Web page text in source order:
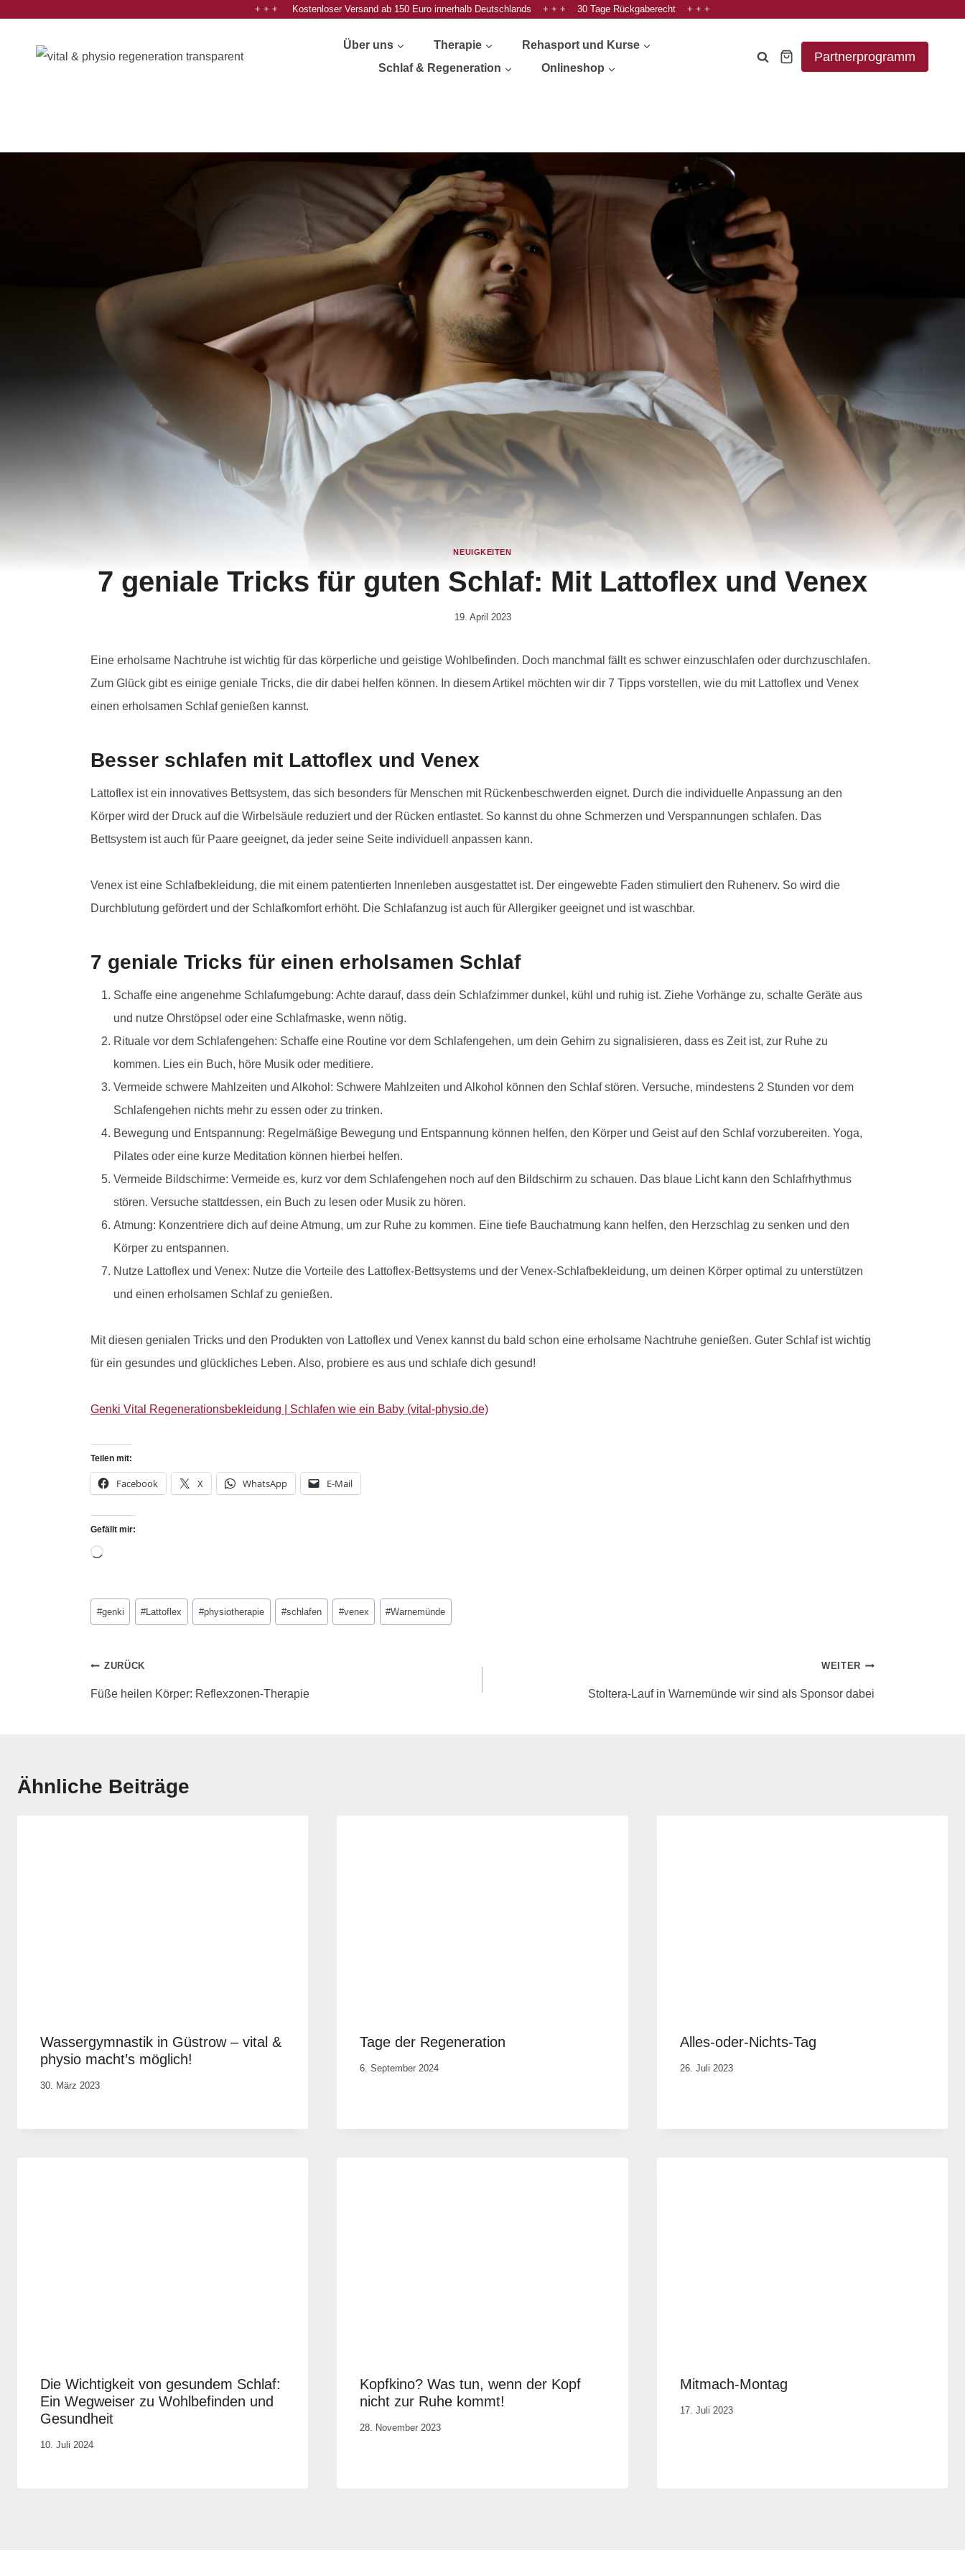
+ + + Kostenloser Versand ab 150 Euro innerhalb Deutschlands + + + 30 Tage Rückgaberecht + + +
Über uns Therapie
Rehasport und Kurse
Schlaf & Regeneration
Onlineshop
Partnerprogramm
NEUIGKEITEN
7 geniale Tricks für guten Schlaf: Mit Lattoflex und Venex
Von
19. April 2023
Eine erholsame Nachtruhe ist wichtig für das körperliche und geistige Wohlbefinden. Doch manchmal fällt es schwer einzuschlafen oder durchzuschlafen.
Zum Glück gibt es einige geniale Tricks, die dir dabei helfen können. In diesem Artikel möchten wir dir 7 Tipps vorstellen, wie du mit Lattoflex und Venex
einen erholsamen Schlaf genießen kannst.
Besser schlafen mit Lattoflex und Venex
Lattoflex ist ein innovatives Bettsystem, das sich besonders für Menschen mit Rückenbeschwerden eignet. Durch die individuelle Anpassung an den
Körper wird der Druck auf die Wirbelsäule reduziert und der Rücken entlastet. So kannst du ohne Schmerzen und Verspannungen schlafen. Das
Bettsystem ist auch für Paare geeignet, da jeder seine Seite individuell anpassen kann.
Venex ist eine Schlafbekleidung, die mit einem patentierten Innenleben ausgestattet ist. Der eingewebte Faden stimuliert den Ruhenerv. So wird die
Durchblutung gefördert und der Schlafkomfort erhöht. Die Schlafanzug ist auch für Allergiker geeignet und ist waschbar.
7 geniale Tricks für einen erholsamen Schlaf
Schaffe eine angenehme Schlafumgebung: Achte darauf, dass dein Schlafzimmer dunkel, kühl und ruhig ist. Ziehe Vorhänge zu, schalte Geräte aus
und nutze Ohrstöpsel oder eine Schlafmaske, wenn nötig.
Rituale vor dem Schlafengehen: Schaffe eine Routine vor dem Schlafengehen, um dein Gehirn zu signalisieren, dass es Zeit ist, zur Ruhe zu
kommen. Lies ein Buch, höre Musik oder meditiere.
Vermeide schwere Mahlzeiten und Alkohol: Schwere Mahlzeiten und Alkohol können den Schlaf stören. Versuche, mindestens 2 Stunden vor dem
Schlafengehen nichts mehr zu essen oder zu trinken.
Bewegung und Entspannung: Regelmäßige Bewegung und Entspannung können helfen, den Körper und Geist auf den Schlaf vorzubereiten. Yoga,
Pilates oder eine kurze Meditation können hierbei helfen.
Vermeide Bildschirme: Vermeide es, kurz vor dem Schlafengehen noch auf den Bildschirm zu schauen. Das blaue Licht kann den Schlafrhythmus
stören. Versuche stattdessen, ein Buch zu lesen oder Musik zu hören.
Atmung: Konzentriere dich auf deine Atmung, um zur Ruhe zu kommen. Eine tiefe Bauchatmung kann helfen, den Herzschlag zu senken und den
Körper zu entspannen.
Nutze Lattoflex und Venex: Nutze die Vorteile des Lattoflex-Bettsystems und der Venex-Schlafbekleidung, um deinen Körper optimal zu unterstützen
und einen erholsamen Schlaf zu genießen.
Mit diesen genialen Tricks und den Produkten von Lattoflex und Venex kannst du bald schon eine erholsame Nachtruhe genießen. Guter Schlaf ist wichtig
für ein gesundes und glückliches Leben. Also, probiere es aus und schlafe dich gesund!
Genki Vital Regenerationsbekleidung | Schlafen wie ein Baby (vital-physio.de)
Teilen mit:
Facebook X WhatsApp E-Mail
Gefällt mir:
#genki #Lattoflex #physiotherapie #schlafen #venex #Warnemünde
ZURÜCK
Füße heilen Körper: Reflexzonen-Therapie
WEITER
Stoltera-Lauf in Warnemünde wir sind als Sponsor dabei
Ähnliche Beiträge
Wassergymnastik in Güstrow – vital &
physio macht’s möglich!
Von
30. März 2023
Tage der Regeneration
Von
6. September 2024
Alles-oder-Nichts-Tag
Von
26. Juli 2023
Die Wichtigkeit von gesundem Schlaf:
Ein Wegweiser zu Wohlbefinden und
Gesundheit
Von
10. Juli 2024
Kopfkino? Was tun, wenn der Kopf
nicht zur Ruhe kommt!
Von
28. November 2023
Mitmach-Montag
Von
17. Juli 2023